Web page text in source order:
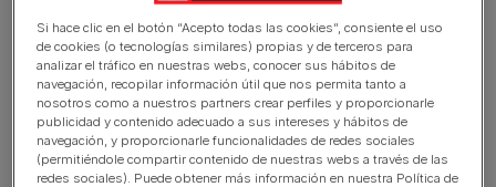
PURINA® FRISKIES® Dental Fresh Mediano
(0)
Si hace clic en el botón “Acepto todas las cookies”, consiente el uso
de cookies (o tecnologías similares) propias y de terceros para
analizar el tráfico en nuestras webs, conocer sus hábitos de
navegación, recopilar información útil que nos permita tanto a
nosotros como a nuestros partners crear perfiles y proporcionarle
publicidad y contenido adecuado a sus intereses y hábitos de
navegación, y proporcionarle funcionalidades de redes sociales
(permitiéndole compartir contenido de nuestras webs a través de las
redes sociales). Puede obtener más información en nuestra Política de